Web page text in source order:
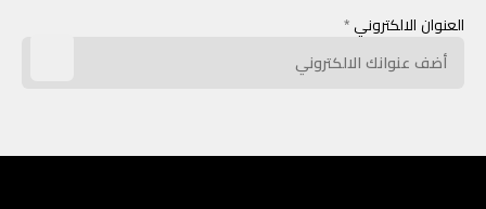
العنوان الالكتروني *